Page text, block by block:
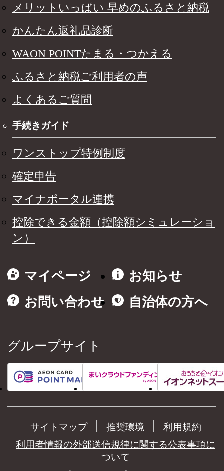
メリットいっぱい 早めのふるさと納税
かんたん返礼品診断
WAON POINTたまる・つかえる
ふるさと納税ご利用者の声
よくあるご質問
手続きガイド
ワンストップ特例制度
確定申告
マイナポータル連携
控除できる金額（控除額シミュレーショ
ン）
マイページ
お知らせ
お問い合わせ
自治体の方へ
グループサイト
サイトマップ 推奨環境
利用規約
利用者情報の外部送信規律に関する公表事項に
ついて